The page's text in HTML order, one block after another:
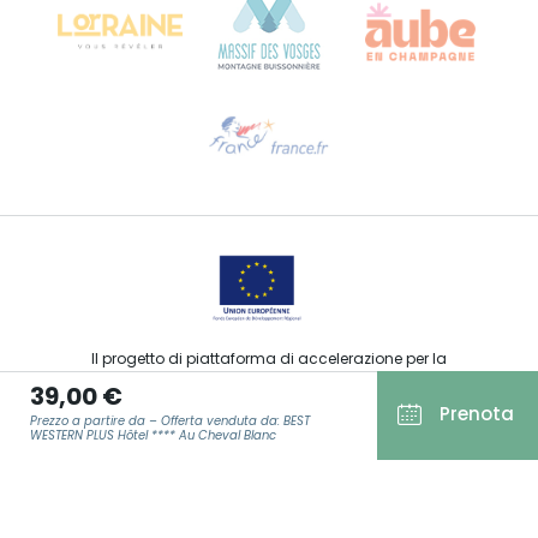
39,00 €
Prezzo a partire da – Offerta venduta da: BEST
WESTERN PLUS Hôtel **** Au Cheval Blanc
Prenota
Contattaci per e-mail
Il progetto di piattaforma di accelerazione per la
commercializzazione delle offerte turistiche, sportive, culturali
ed enoturistiche del Grand Est è stato finanziato dal FEDER
nell’ambito della risposta dell’Unione Europea alla pandemia
da COVID-19.